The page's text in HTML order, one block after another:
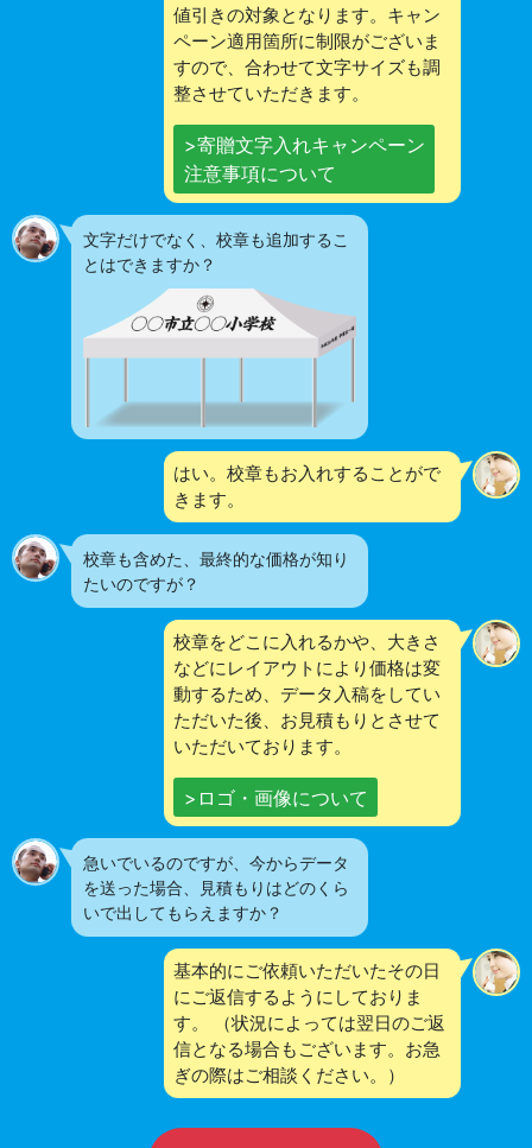
値引きの対象となります。キャン
ペーン適用箇所に制限がございま
すので、合わせて文字サイズも調
整させていただきます。
>寄贈文字入れキャンペーン
注意事項について
文字だけでなく、校章も追加するこ
とはできますか？
はい。校章もお入れすることがで
きます。
校章も含めた、最終的な価格が知り
たいのですが？
校章をどこに入れるかや、大きさ
などにレイアウトにより価格は変
動するため、データ入稿をしてい
ただいた後、お見積もりとさせて
いただいております。
>ロゴ・画像について
急いでいるのですが、今からデータ
を送った場合、見積もりはどのくら
いで出してもらえますか？
基本的にご依頼いただいたその日
にご返信するようにしておりま
す。 （状況によっては翌日のご返
信となる場合もございます。お急
ぎの際はご相談ください。）